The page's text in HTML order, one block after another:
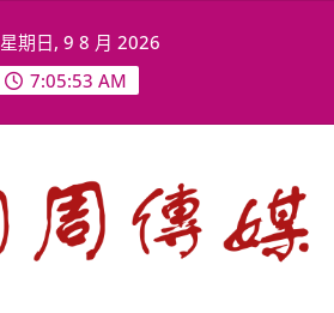
星期日, 9 8 月 2026
7:05:55 AM